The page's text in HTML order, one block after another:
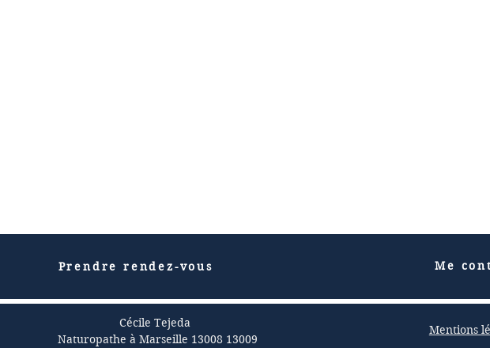
Prendre rendez-vous Me
Cécile Tejeda
Naturopathe à Marseille 13008 13009
Mentions